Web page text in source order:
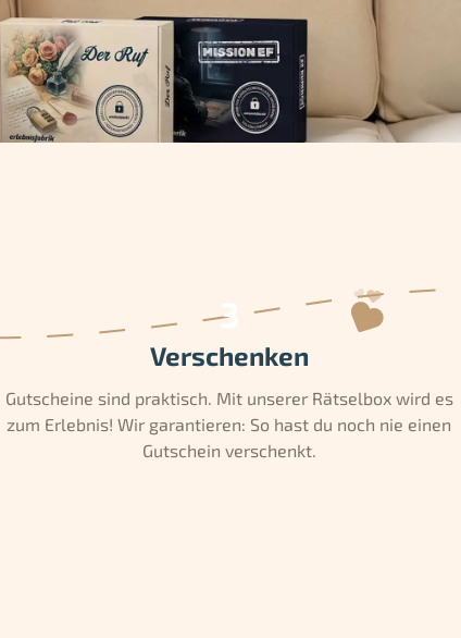
Verschenken
Gutscheine sind praktisch. Mit unserer Rätselbox wird es
zum Erlebnis! Wir garantieren: So hast du noch nie einen
Gutschein verschenkt.